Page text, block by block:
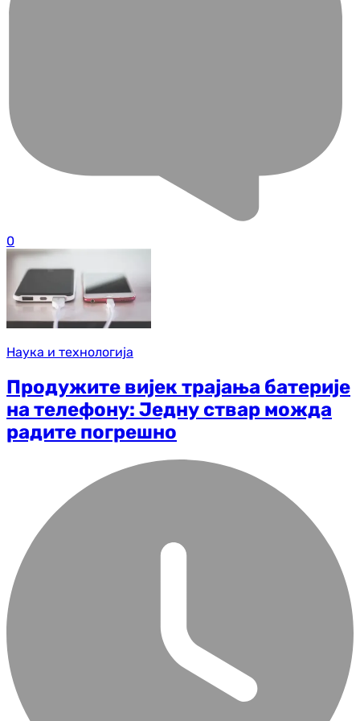
0
Наука и технологија
Продужите вијек трајања батерије
на телефону: Једну ствар можда
радите погрешно